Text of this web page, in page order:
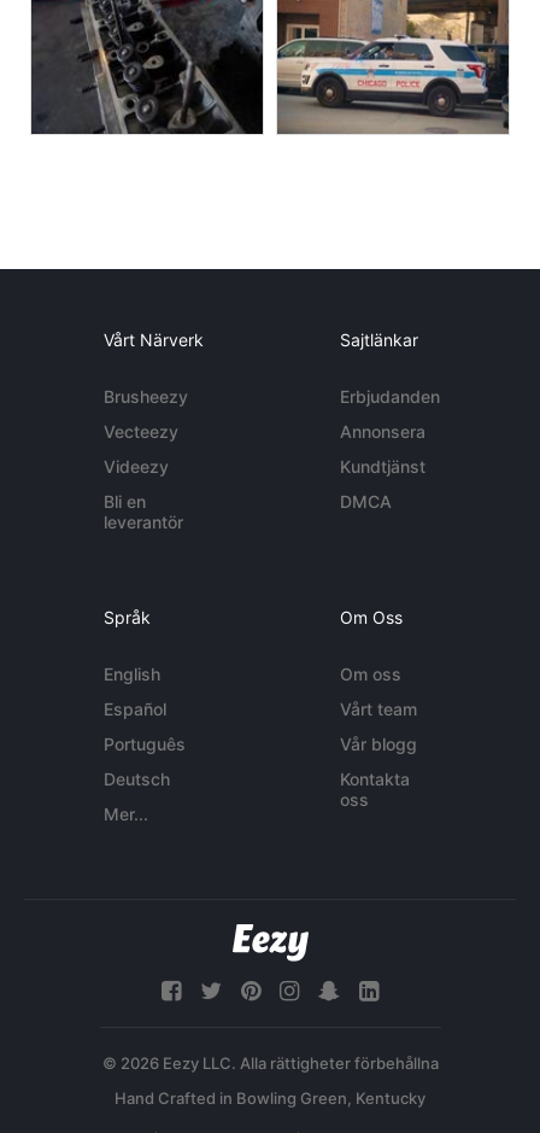
Vårt Närverk
Brusheezy
Vecteezy
Videezy
Bli en
leverantör
Sajtlänkar
Erbjudanden
Annonsera
Kundtjänst
DMCA
Språk
English
Español
Português
Deutsch
Mer...
Om Oss
Om oss
Vårt team
Vår blogg
Kontakta
oss
© 2026 Eezy LLC. Alla rättigheter förbehållna